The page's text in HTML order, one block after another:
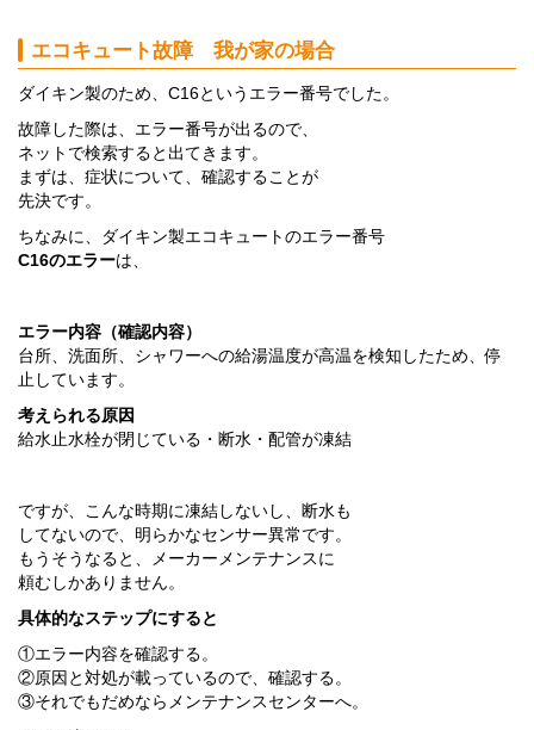
エコキュート故障 我が家の場合
ダイキン製のため、C16というエラー番号でした。
故障した際は、エラー番号が出るので、
ネットで検索すると出てきます。
まずは、症状について、確認することが
先決です。
ちなみに、ダイキン製エコキュートのエラー番号
C16のエラーは、
エラー内容（確認内容）
台所、洗面所、シャワーへの給湯温度が高温を検知したため、停
止しています。
考えられる原因
給水止水栓が閉じている・断水・配管が凍結
ですが、こんな時期に凍結しないし、断水も
してないので、明らかなセンサー異常です。
もうそうなると、メーカーメンテナンスに
頼むしかありません。
具体的なステップにすると
①エラー内容を確認する。
②原因と対処が載っているので、確認する。
③それでもだめならメンテナンスセンターへ。